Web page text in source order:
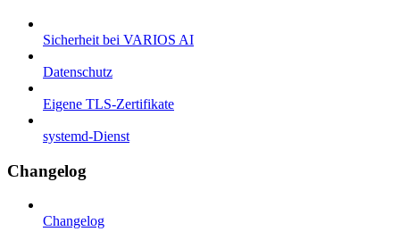
Sicherheit bei VARIOS AI
Datenschutz
Eigene TLS-Zertifikate
systemd-Dienst
Changelog
Changelog